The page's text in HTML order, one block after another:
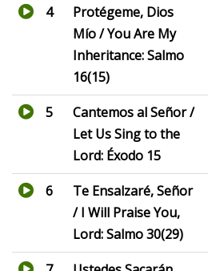
4
Protégeme, Dios
Mío / You Are My
Inheritance: Salmo
16(15)
5
Cantemos al Señor /
Let Us Sing to the
Lord: Éxodo 15
6
Te Ensalzaré, Señor
/ I Will Praise You,
Lord: Salmo 30(29)